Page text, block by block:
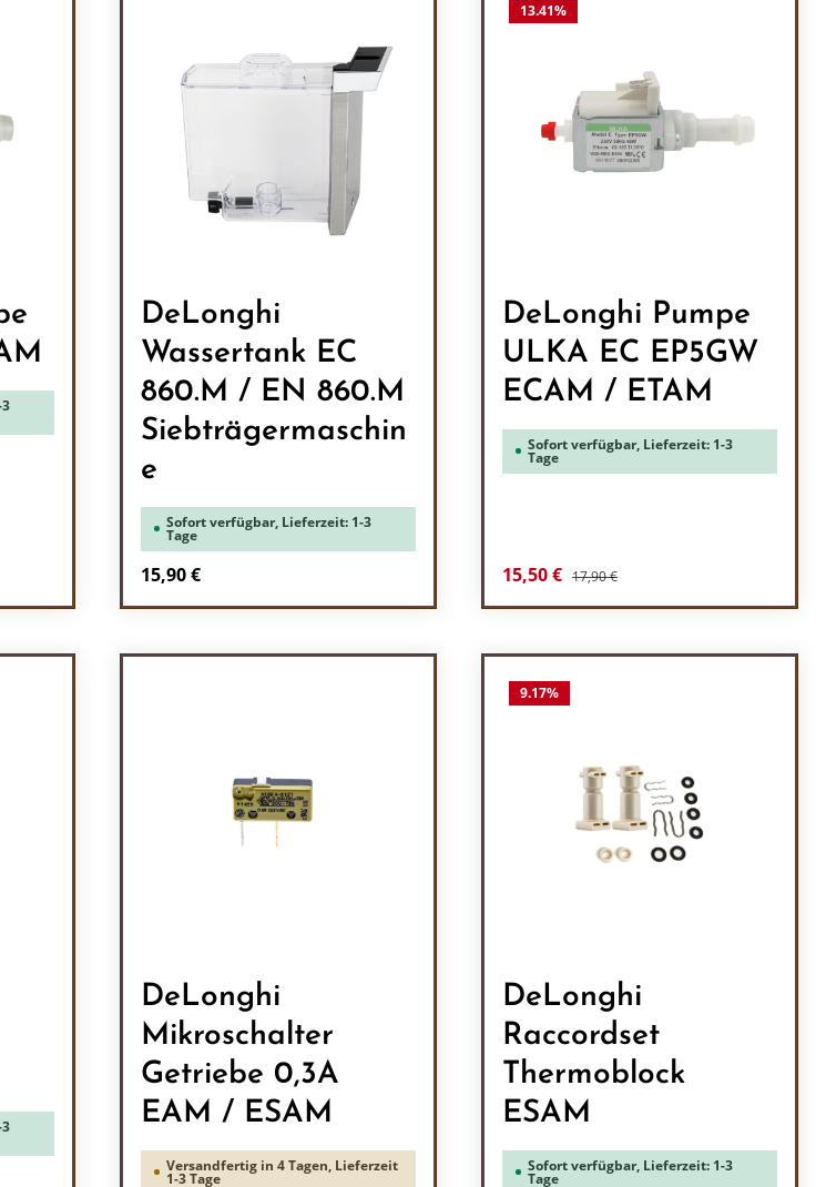
DeLonghi
Wassertank EC
860.M / EN 860.M
Siebträgermaschin
e
Sofort verfügbar, Lieferzeit: 1-3
Tage
Regulärer Preis:
15,90 €
13.41%
DeLonghi Pumpe
ULKA EC EP5GW
ECAM / ETAM
Sofort verfügbar, Lieferzeit: 1-3
Tage
Verkaufspreis:
15,50 € 17,90 €
DeLonghi
Mikroschalter
Getriebe 0,3A
EAM / ESAM
Versandfertig in 4 Tagen, Lieferzeit
1-3 Tage
9.17%
DeLonghi
Raccordset
Thermoblock
ESAM
Sofort verfügbar, Lieferzeit: 1-3
Tage